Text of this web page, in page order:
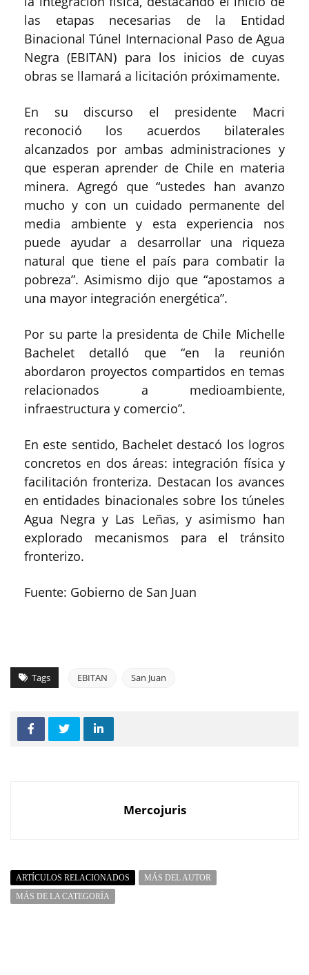
las etapas necesarias de la Entidad
Binacional Túnel Internacional Paso de Agua
Negra (EBITAN) para los inicios de cuyas
obras se llamará a licitación próximamente.
En su discurso el presidente Macri
reconoció los acuerdos bilaterales
alcanzados por ambas administraciones y
que esperan aprender de Chile en materia
minera. Agregó que “ustedes han avanzo
mucho y con un cuidado permanente del
media ambiente y esta experiencia nos
puede ayudar a desarrollar una riqueza
natural que tiene el país para combatir la
pobreza”. Asimismo dijo que “apostamos a
una mayor integración energética”.
Por su parte la presidenta de Chile Michelle
Bachelet detalló que “en la reunión
abordaron proyectos compartidos en temas
relacionados a medioambiente,
infraestructura y comercio”.
En este sentido, Bachelet destacó los logros
concretos en dos áreas: integración física y
facilitación fronteriza. Destacan los avances
en entidades binacionales sobre los túneles
Agua Negra y Las Leñas, y asimismo han
explorado mecanismos para el tránsito
fronterizo.
Fuente: Gobierno de San Juan
Tags EBITAN San Juan
Mercojuris
ARTÍCULOS RELACIONADOS
MÁS DEL AUTOR
MÁS DE LA CATEGORÍA